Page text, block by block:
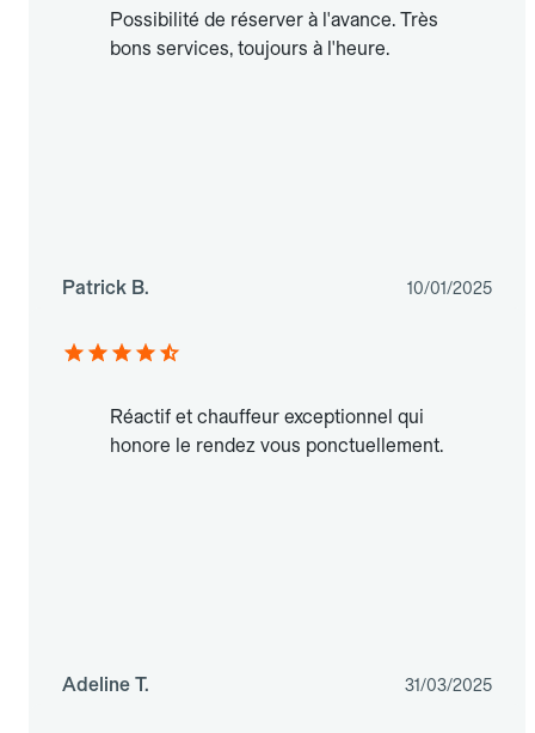
Possibilité de réserver à l'avance. Très
bons services, toujours à l'heure.
Patrick B. 10/01/2025
Réactif et chauffeur exceptionnel qui
honore le rendez vous ponctuellement.
Adeline T. 31/03/2025